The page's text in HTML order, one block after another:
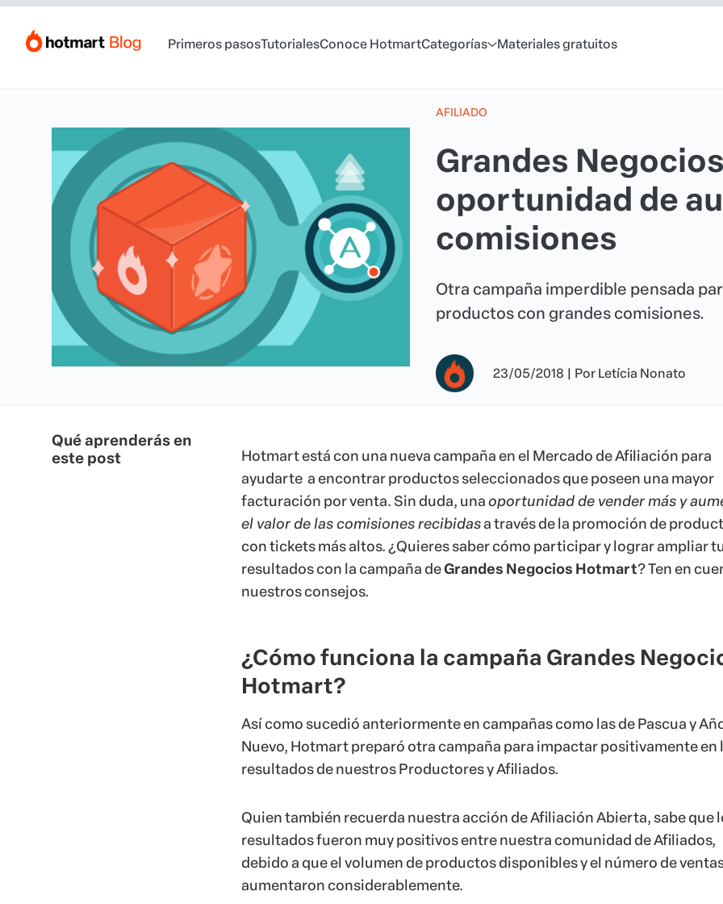
Primeros pasosTutorialesConoce HotmartCategorías Materiales gratuitos
AFILIADO
Grandes
oportunidad de
comisiones
Otra campaña imperdible pensada
productos con grandes comisiones.
23/05/2018 | Por Letícia Nonato
Qué aprenderás en
este post
Hotmart está con una nueva campaña en el Mercado de Afiliación para
ayudarte a encontrar productos seleccionados que poseen una mayor
facturación por venta. Sin duda, unaoportunidad de vender más y
el valor de las comisiones recibidasa través de la promoción de
con tickets más altos. ¿Quieres saber cómo participar y lograr ampliar
resultados con la campaña deGrandes Negocios Hotmart? Ten en
nuestros consejos.
¿Cómo funciona la campaña Grandes
Hotmart?
Así como sucedió anteriormente en campañas como las de Pascua y
Nuevo, Hotmart preparó otra campaña para impactar positivamente en
resultados de nuestros Productores y Afiliados.
Quien también recuerda nuestra acción de Afiliación Abierta, sabe que
resultados fueron muy positivos entre nuestra comunidad de Afiliados,
debido a que el volumen de productos disponibles y el número de
aumentaron considerablemente.